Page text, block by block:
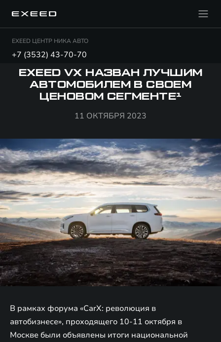
EXEED ЦЕНТР НИКА АВТО
+7 (3532) 43-70-70
EXEED VX НАЗВАН ЛУЧШИМ
АВТОМОБИЛЕМ В СВОЕМ
ЦЕНОВОМ СЕГМЕНТЕ¹
11 ОКТЯБРЯ 2023
В рамках форума «CarX: революция в
автобизнесе», проходящего 10-11 октября в
Москве были объявлены итоги национальной